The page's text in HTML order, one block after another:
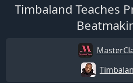
Timbaland Teaches